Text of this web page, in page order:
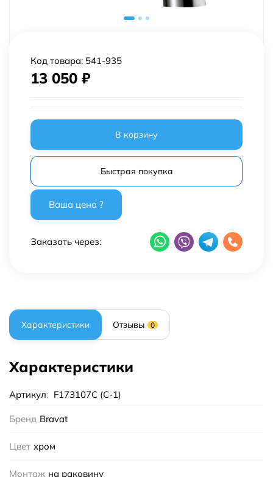
Код товара: 541-935
13 050 ₽
В корзину
Быстрая покупка
Заказать через:
Характеристики Отзывы 0
Характеристики
Артикул: F173107C (C-1)
Бренд Bravat
Цвет хром
Монтаж на раковину